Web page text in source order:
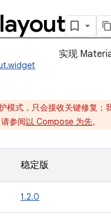
实现
模式，只会接收关键修复
参阅以 Compose 为先。
稳定版
1.2.0